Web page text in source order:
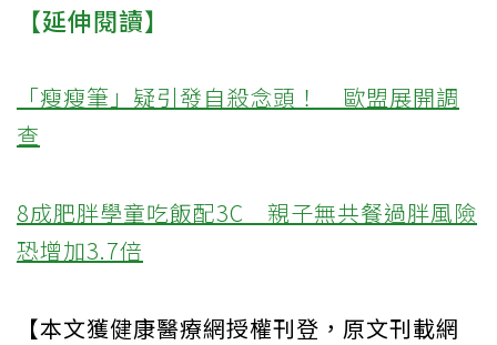
【延伸閱讀】
「瘦瘦筆」疑引發自殺念頭！ 歐盟展開調
查
8成肥胖學童吃飯配3C 親子無共餐過胖風險
恐增加3.7倍
【本文獲健康醫療網授權刊登，原文刊載網